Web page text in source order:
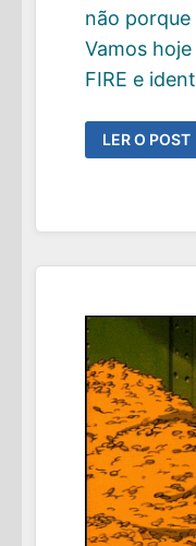
não porque
Vamos
FIRE e
OS
PRINCIPAIS
TIPOS
E
LER O POST